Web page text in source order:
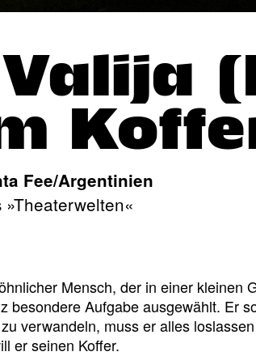
Fee/Argentinien
Mensch, der in einer kleinen
besondere Aufgabe ausgewählt. Er
verwandeln, muss er alles
er seinen Koffer.